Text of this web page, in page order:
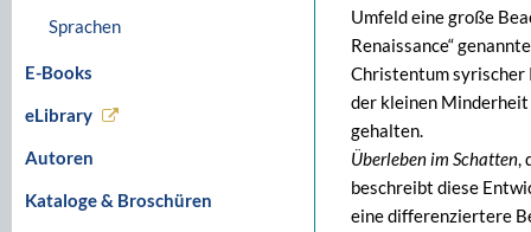
Sprachen
E-Books
eLibrary
Autoren
Kataloge & Broschüren
Umfeld eine große
Renaissance“
Christentum syrischer
der kleinen
gehalten.
Überleben im Schatten,
beschreibt diese
eine differenziertere